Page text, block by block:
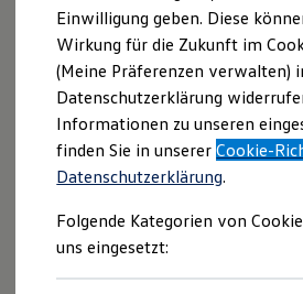
Groß- und Sonderkunden
Großkunden
Kommunen &
Journalisten
Sportvereine
Branchenlösungen
Bau & Handwerk
Gewerbliche
Service & mobile
Kurier, Logistik &
Feuerwehr
Rettungsdienste
ONE Business ID Vorteile
Fahrzeugsuche & Marktplatz
Einwilligung geben. Diese
Wirkung für die Zukunft im
(Meine Präferenzen verwalten)
Datenschutzerklärung
Informationen zu unseren
finden Sie in unsererCookie-
Datenschutzerklärung.
Folgende Kategorien von
uns eingesetzt: